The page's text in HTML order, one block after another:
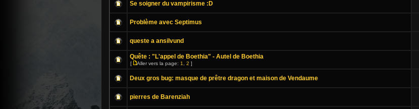
Se soigner du vampirisme :D
Problème avec Septimus
queste a ansilvund
Quête : "L'appel de Boethia" - Autel de Boethia
[ Aller vers la page: 1 2 ]
Deux gros bug: masque de prêtre dragon et maison de Vendaume
pierres de Barenziah